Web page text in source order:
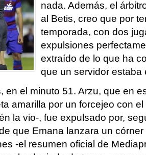
nada. Además, el
al Betis, creo que por
temporada, con dos
expulsiones
extraído de lo que ha
que un servidor estaba
en el minuto 51. Arzu, que en
amarilla por un forcejeo con
la vio-, fue expulsado por,
que Emana lanzara un
-el resumen oficial de